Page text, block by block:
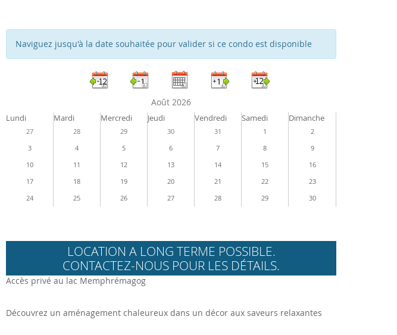
Naviguez jusqu'à la date souhaitée pour valider si ce condo est disponible
Août 2026
Lundi Mardi Mercredi Jeudi Vendredi Samedi Dimanche
27 28 29 30 31 1
2
3
4 5 6 7 8
9
10
11 12 13 14 15
16
17
18 19 20 21 22
23
24
25 26 27 28 29 30
LOCATION A LONG TERME POSSIBLE.
CONTACTEZ-NOUS POUR LES DÉTAILS.
Accès privé au lac Memphrémagog
Découvrez un aménagement chaleureux dans un décor aux saveurs relaxantes